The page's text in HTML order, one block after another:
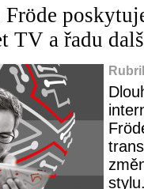
TV a řadu